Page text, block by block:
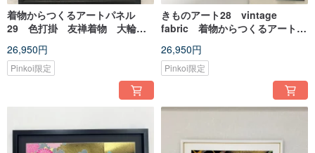
着物からつくるアートパネル
29 色打掛 友禅着物 大輪
インテリア 縁起物
26,950円
Pinkoi限定
きものアート28 vintage
fabric 着物からつくるアートパ
インテリア made in japan
26,950円
Pinkoi限定